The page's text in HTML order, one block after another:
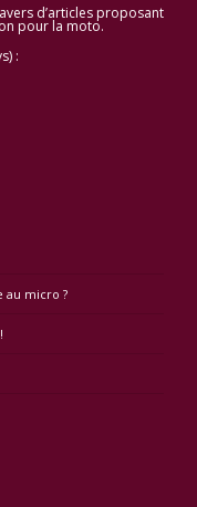
d’articles proposant
pour la moto.
:
au micro ?